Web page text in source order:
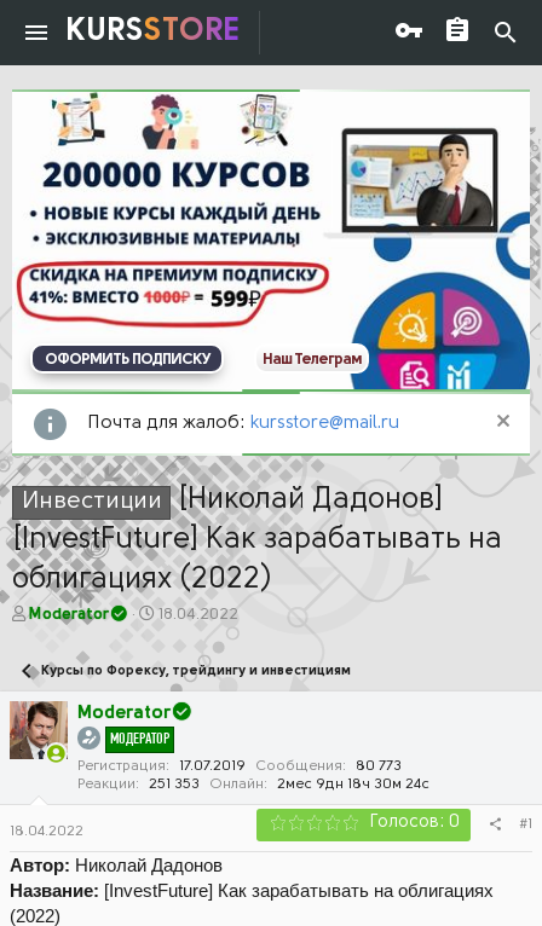
KURSSTORE
ОФОРМИТЬ ПОДПИСКУ Наш Телеграм
Почта для жалоб: kursstore@mail.ru
Инвестиции [Николай Дадонов]
[InvestFuture] Как зарабатывать на
облигациях (2022)
А
о
р
т
е
Moderator
Д
а
а
ч
а
л
а
18.04.2022
Курсы по Форексу, трейдингу и инвестициям
Moderator
МОДЕРАТОР
Регистрация 17.07.2019 Сообщения
80 773
Реакции
251 353 Онлайн 2мес 9дн 18ч 30м 24с
18.04.2022 Голосов: 0 #1
Автор: Николай Дадонов
Название: [InvestFuture] Как зарабатывать на облигациях
(2022)